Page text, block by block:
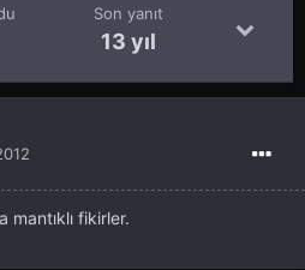
Son yanıt
13 yıl
fikirler.